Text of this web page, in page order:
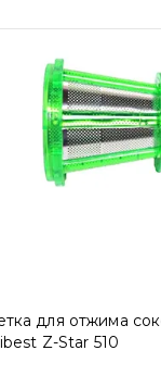
для отжима
Z-Star 510